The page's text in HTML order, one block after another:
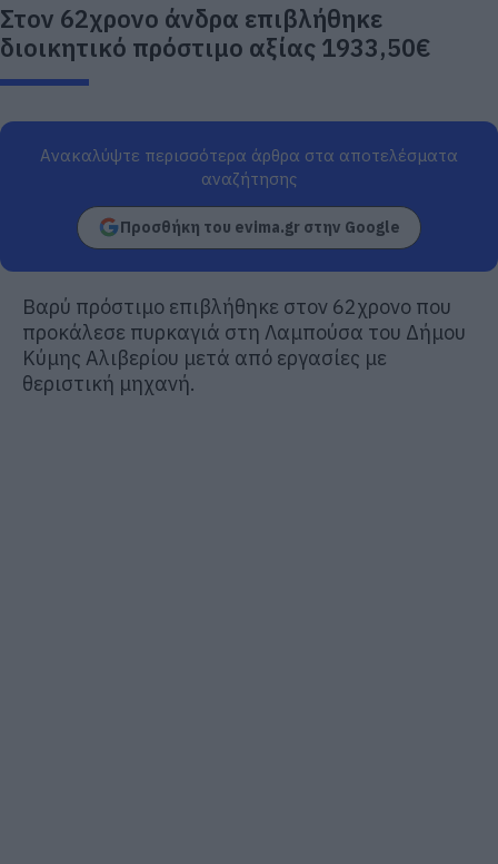
Στον 62χρονο άνδρα επιβλήθηκε
διοικητικό πρόστιμο αξίας 1933,50€
Ανακαλύψτε περισσότερα άρθρα στα αποτελέσματα
αναζήτησης
Προσθήκη του evima.gr στην Google
Βαρύ πρόστιμο επιβλήθηκε στον 62χρονο που
προκάλεσε πυρκαγιά στη Λαμπούσα του Δήμου
Κύμης Αλιβερίου μετά από εργασίες με
θεριστική μηχανή.